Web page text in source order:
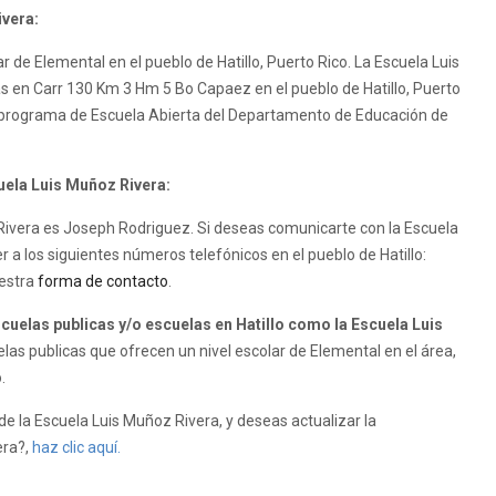
Elemental en el pueblo de Hatillo, Puerto Rico. La Escuela Luis
Carr 130 Km 3 Hm 5 Bo Capaez en el pueblo de Hatillo, Puerto
de Escuela Abierta del Departamento de Educación de
Luis Muñoz Rivera:
es Joseph Rodriguez. Si deseas comunicarte con la Escuela
a los siguientes números telefónicos en el pueblo de Hatillo:
forma de contacto
publicas y/o escuelas en Hatillo como la Escuela Luis
publicas que ofrecen un nivel escolar de Elemental en el área,
la Escuela Luis Muñoz Rivera, y deseas actualizar la
haz clic aquí.